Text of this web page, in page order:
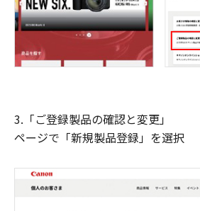
3.「ご登録製品の確認と変更」
ページで「新規製品登録」を選択